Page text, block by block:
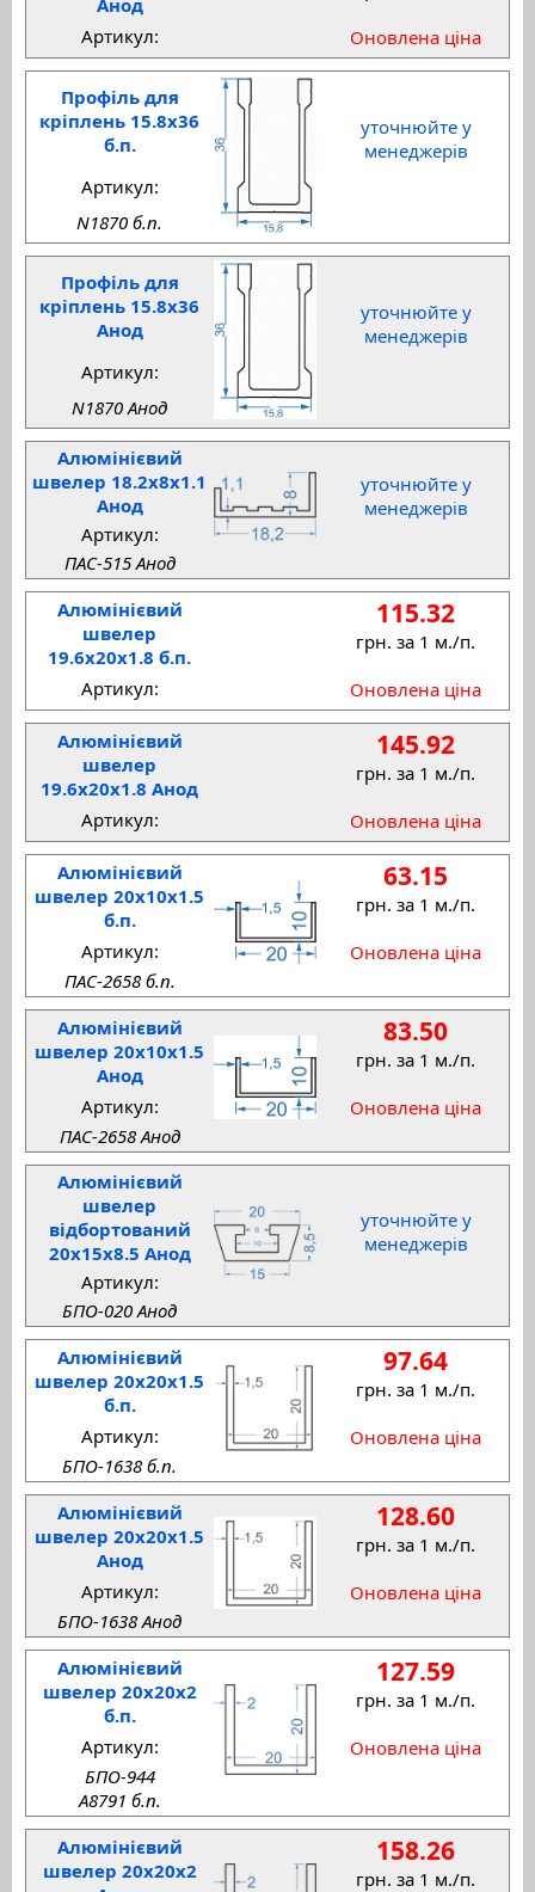
Оновлена ціна
Артикул:
Профіль для
кріплень 15.8x36
б.п.
уточнюйте у
менеджерів
Артикул:
N1870 б.п.
Профіль для
кріплень 15.8x36
Анод
уточнюйте у
менеджерів
Артикул:
N1870 Анод
Алюмінієвий
швелер 18.2x8x1.1
Анод
уточнюйте у
менеджерів
Артикул:
ПАС-515 Анод
Алюмінієвий
швелер
19.6x20x1.8 б.п.
115.32
грн. за 1 м./п.
Оновлена ціна
Артикул:
Алюмінієвий
швелер
19.6x20x1.8 Анод
145.92
грн. за 1 м./п.
Оновлена ціна
Артикул:
Алюмінієвий
швелер 20x10x1.5
б.п.
63.15
грн. за 1 м./п.
Оновлена ціна
Артикул:
ПАС-2658 б.п.
Алюмінієвий
швелер 20x10x1.5
Анод
83.50
грн. за 1 м./п.
Оновлена ціна
Артикул:
ПАС-2658 Анод
Алюмінієвий
швелер
відбортований
20x15x8.5 Анод
уточнюйте у
менеджерів
Артикул:
БПО-020 Анод
Алюмінієвий
швелер 20x20x1.5
б.п.
97.64
грн. за 1 м./п.
Оновлена ціна
Артикул:
БПО-1638 б.п.
Алюмінієвий
швелер 20x20x1.5
Анод
128.60
грн. за 1 м./п.
Оновлена ціна
Артикул:
БПО-1638 Анод
Алюмінієвий
швелер 20x20x2
б.п.
127.59
грн. за 1 м./п.
Оновлена ціна
Артикул:
БПО-944
A8791 б.п.
Алюмінієвий
швелер 20x20x2
158.26
грн. за 1 м./п.